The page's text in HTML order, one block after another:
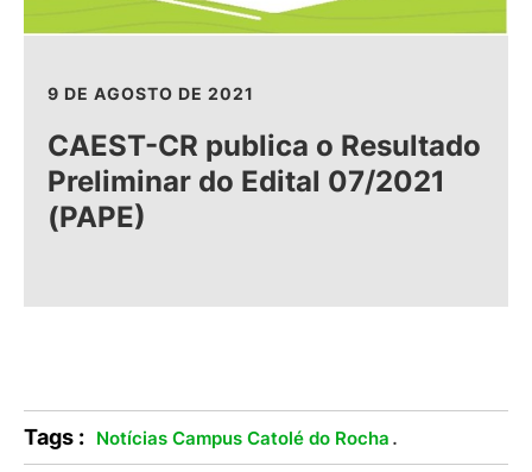
9 DE AGOSTO DE 2021
CAEST-CR publica o Resultado
Preliminar do Edital 07/2021
(PAPE)
Tags : Notícias Campus Catolé do Rocha .